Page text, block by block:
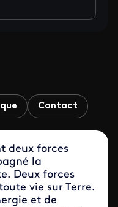
volcans' sur Facebook
aux volcans' sur X
: du soleil aux volcans' sur
Contact
deux forces
la
Deux forces
vie sur Terre.
et de